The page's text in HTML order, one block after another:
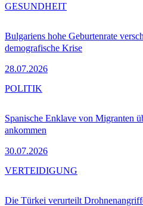
Bulgariens hohe Geburtenrate
demografische Krise
28.07.2026
GESUNDHEIT
Spanische Enklave von Migranten
ankommen
30.07.2026
POLITIK
Die Türkei verurteilt
VERTEIDIGUNG